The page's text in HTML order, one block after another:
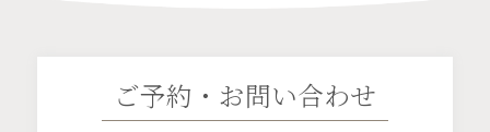
ご予約・お問い合わせ